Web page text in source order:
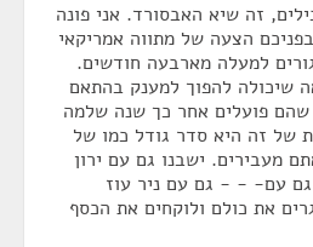
זה שיא האבסורד. אני פונה
הצעה של מתווה אמריקאי
למעלה מארבעה חודשים.
שיכולה להפוך למענק בהתאם
שהם פועלים אחר כך שנה שלמה
העלות של זה היא סדר גודל כמו של
מעבירים. ישבנו גם עם ירון
גם עם- - - גם עם ניר עוז
את כולם ולוקחים את הכסף